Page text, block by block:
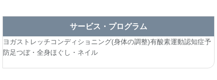
サービス・プログラム
ヨガストレッチコンディショニング(身体の調整)有酸素運動認知症予
防足つぼ・全身ほぐし・ネイル